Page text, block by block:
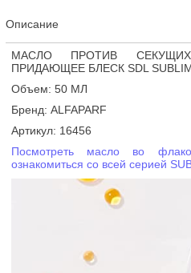
Описание
МАСЛО ПРОТИВ
ПРИДАЮЩЕЕ БЛЕСК SDL
Объем: 50 МЛ
Бренд: ALFAPARF
Артикул: 16456
Посмотреть масло во
ознакомиться со всей серией